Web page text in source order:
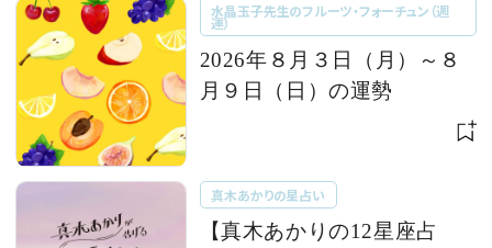
水晶玉子先生のフルーツ・フォーチュン（週
運）
2026年８月３日（月）～８
月９日（日）の運勢
真木あかりの星占い
【真木あかりの12星座占